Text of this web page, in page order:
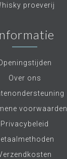
proeverij
Over ons
voorwaarden
Privacybeleid